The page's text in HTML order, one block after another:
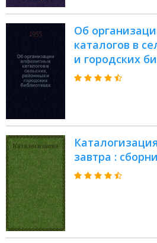
Об
каталогов в
и городских
завтра :